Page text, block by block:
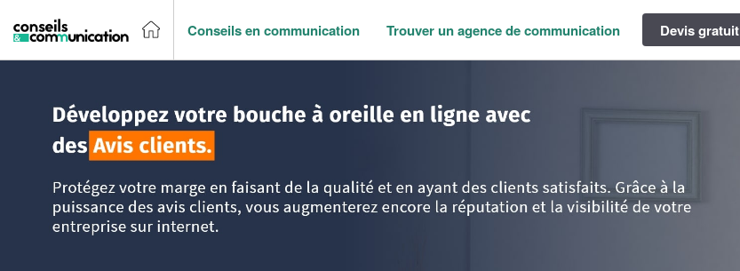
Conseils en communication Trouver un agence de communication Devis gratuit